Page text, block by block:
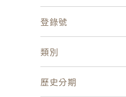
登錄號
類別
歷史分期